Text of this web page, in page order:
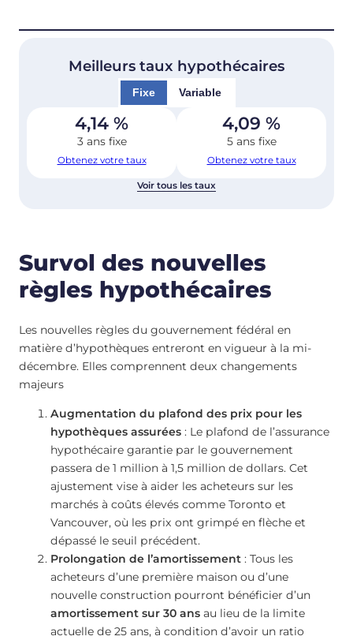
Meilleurs taux hypothécaires
Fixe Variable
4,14 %
3 ans fixe
Obtenez votre taux
4,09 %
5 ans fixe
Obtenez votre taux
Voir tous les taux
Survol des nouvelles
règles hypothécaires
Les nouvelles règles du gouvernement fédéral en
matière d’hypothèques entreront en vigueur à la mi-
décembre. Elles comprennent deux changements
majeurs
Augmentation du plafond des prix pour les
hypothèques assurées : Le plafond de l’assurance
hypothécaire garantie par le gouvernement
passera de 1 million à 1,5 million de dollars. Cet
ajustement vise à aider les acheteurs sur les
marchés à coûts élevés comme Toronto et
Vancouver, où les prix ont grimpé en flèche et
dépassé le seuil précédent.
Prolongation de l’amortissement : Tous les
acheteurs d’une première maison ou d’une
nouvelle construction pourront bénéficier d’un
amortissement sur 30 ans au lieu de la limite
actuelle de 25 ans, à condition d’avoir un ratio